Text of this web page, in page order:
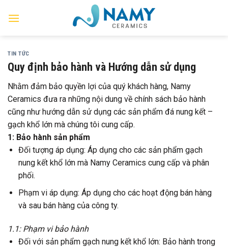
TIN TỨC
Quy định bảo hành và Hướng dẫn sử dụng
Nhằm đảm bảo quyền lợi của quý khách hàng, Namy
Ceramics đưa ra những nội dung về chính sách bảo hành
cũng như hướng dẫn sử dụng các sản phẩm đá nung kết –
gạch khổ lớn mà chúng tôi cung cấp.
1: Bảo hành sản phẩm
Đối tượng áp dụng: Áp dụng cho các sản phẩm gạch
nung kết khổ lớn mà Namy Ceramics cung cấp và phân
phối.
Phạm vi áp dụng: Áp dụng cho các hoạt động bán hàng
và sau bán hàng của công ty.
1.1: Phạm vi bảo hành
Đối với sản phẩm gạch nung kết khổ lớn: Bảo hành trong